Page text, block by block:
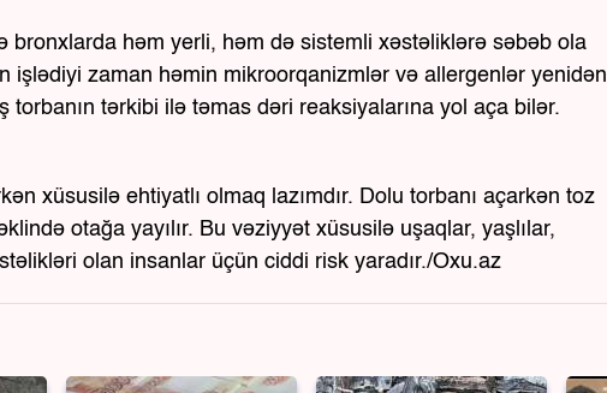
bronxlarda həm yerli, həm də sistemli xəstəliklərə səbəb ola
işlədiyi zaman həmin mikroorqanizmlər və allergenlər yenidən
tərkibi ilə təmas dəri reaksiyalarına yol aça bilər.
xüsusilə ehtiyatlı olmaq lazımdır. Dolu torbanı açarkən toz
otağa yayılır. Bu vəziyyət xüsusilə uşaqlar, yaşlılar,
olan insanlar üçün ciddi risk yaradır./Oxu.az